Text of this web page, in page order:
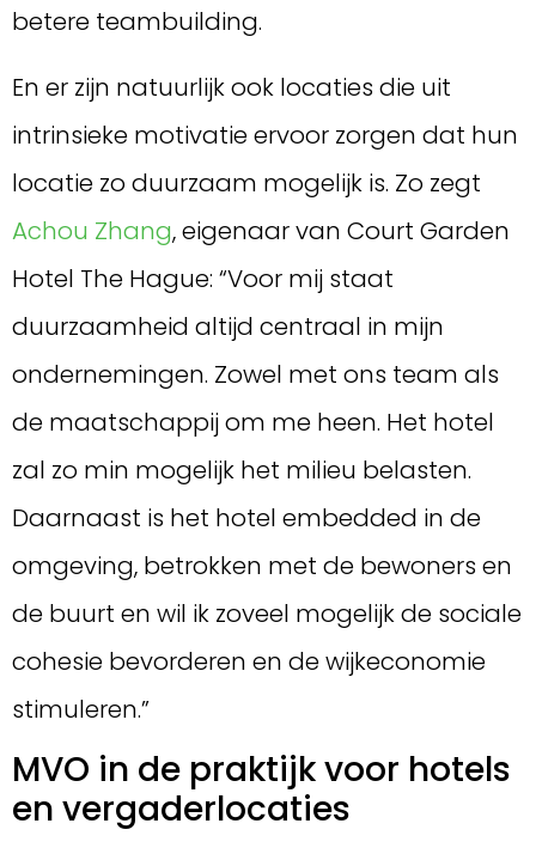
betere teambuilding.
En er zijn natuurlijk ook locaties die uit
intrinsieke motivatie ervoor zorgen dat hun
locatie zo duurzaam mogelijk is. Zo zegt
Achou Zhang, eigenaar van Court Garden
Hotel The Hague: “Voor mij staat
duurzaamheid altijd centraal in mijn
ondernemingen. Zowel met ons team als
de maatschappij om me heen. Het hotel
zal zo min mogelijk het milieu belasten.
Daarnaast is het hotel embedded in de
omgeving, betrokken met de bewoners en
de buurt en wil ik zoveel mogelijk de sociale
cohesie bevorderen en de wijkeconomie
stimuleren.”
MVO in de praktijk voor hotels
en vergaderlocaties